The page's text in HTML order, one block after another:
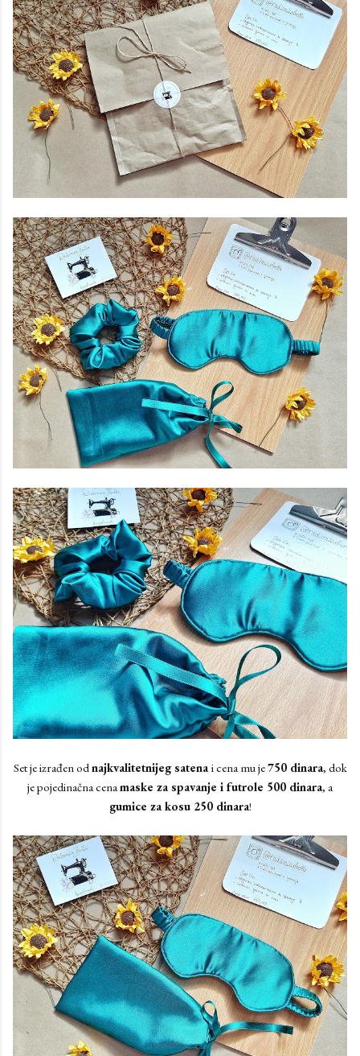
Set je izrađen od najkvalitetnijeg satena i cena mu je750 dinara, dok
je pojedinačna cena maske za spavanje i futrole 500 dinara, a
gumice za kosu 250 dinara!